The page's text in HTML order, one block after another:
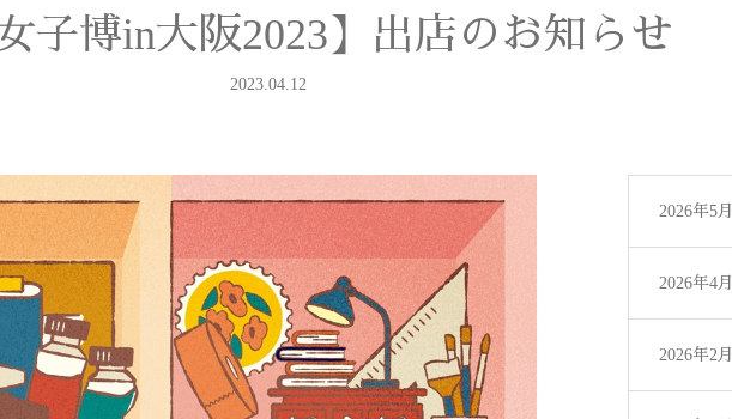
子博in大阪2023】出店のお知らせ
2023.04.12
2026年5月
2026年4月
2026年2月